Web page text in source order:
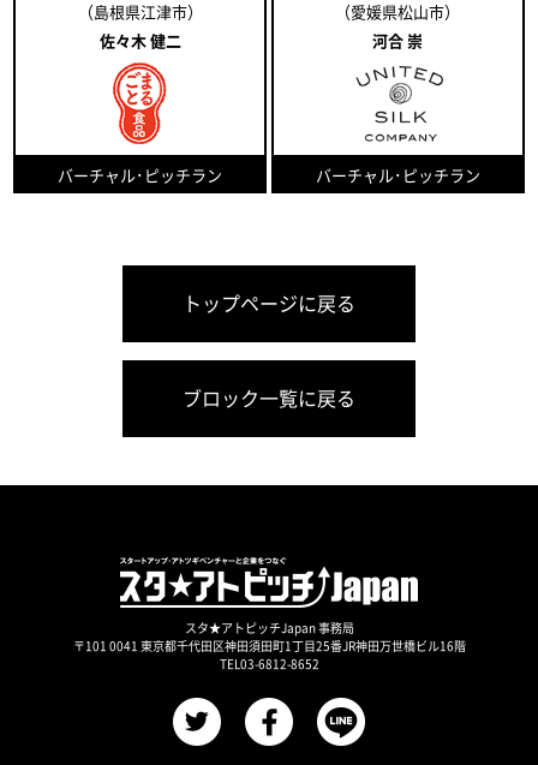
（島根県江津市）
佐々木 健二
バーチャル･ピッチラン
（愛媛県松山市）
河合 崇
バーチャル･ピッチラン
トップページに戻る
ブロック一覧に戻る
スタ★アトピッチJapan 事務局
〒101 0041 東京都千代田区神田須田町1丁目25番JR神田万世橋ビル16階
TEL03-6812-8652